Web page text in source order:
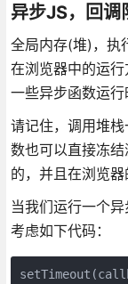
异步JS，回调
全局内存(堆)，执
在浏览器中的运
一些异步函数运行
请记住，调用堆
数也可以直接冻
的，并且在浏览器
当我们运行一个
考虑如下代码：